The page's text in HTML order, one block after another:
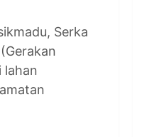
Serka
lahan